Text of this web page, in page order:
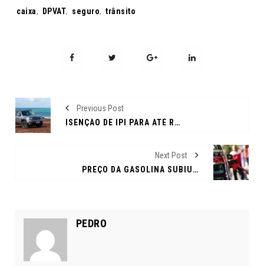
Tags:
caixa, DPVAT, seguro, trânsito
Previous Post
ISENÇÃO DE IPI PARA ATÉ R$ 200 MIL CONTINUA ATÉ 2026
Next Post
PREÇO DA GASOLINA SUBIU QUASE 50% EM UM ANO, APONTA ANP
PEDRO